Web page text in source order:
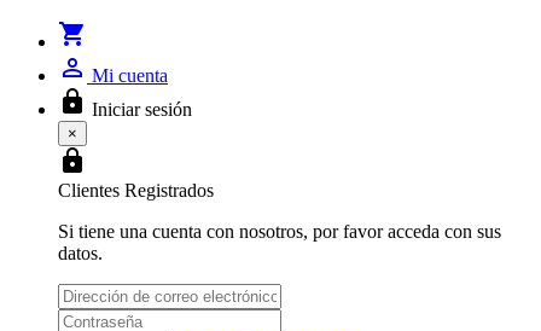
shopping_cart
person_outline Mi cuenta
lock Iniciar sesión
×
lock
Clientes Registrados
Si tiene una cuenta con nosotros, por favor acceda con sus
datos.